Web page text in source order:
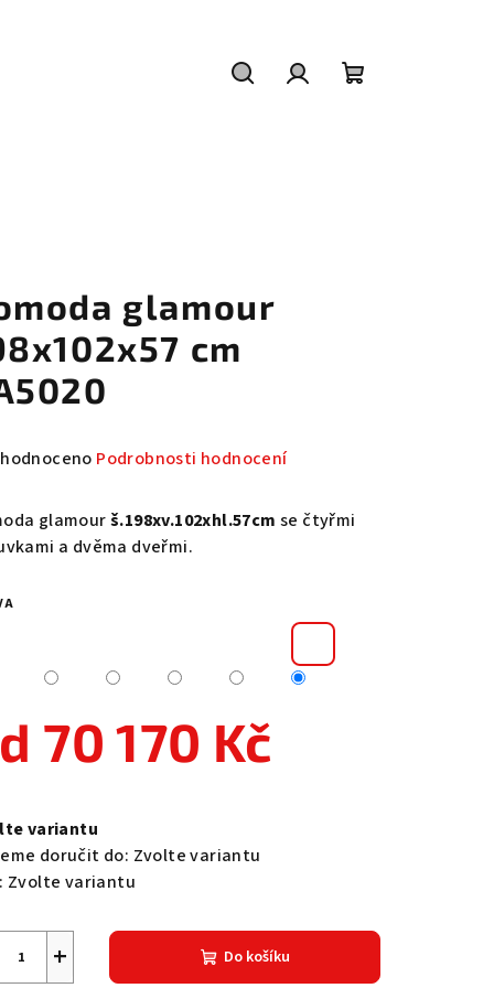
glamour
cm
Podrobnosti hodnocení
glamourš.198xv.102xhl.57cm se čtyřmi
a dvěma dveřmi.
70 170 Kč
variantu
doručit do: Zvolte variantu
Zvolte variantu
+ Do košíku